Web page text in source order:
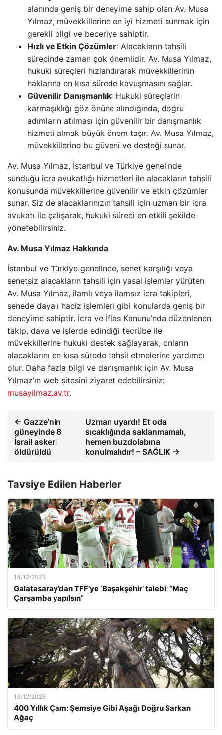
alanında geniş bir deneyime sahip olan Av. Musa
Yılmaz, müvekkillerine en iyi hizmeti sunmak için
gerekli bilgi ve beceriye sahiptir.
Hızlı ve Etkin Çözümler: Alacakların tahsili
sürecinde zaman çok önemlidir. Av. Musa Yılmaz,
hukuki süreçleri hızlandırarak müvekkillerinin
haklarına en kısa sürede kavuşmasını sağlar.
Güvenilir Danışmanlık: Hukuki süreçlerin
karmaşıklığı göz önüne alındığında, doğru
adımların atılması için güvenilir bir danışmanlık
hizmeti almak büyük önem taşır. Av. Musa Yılmaz,
müvekkillerine bu güveni ve desteği sunar.
Av. Musa Yılmaz, İstanbul ve Türkiye genelinde
sunduğu icra avukatlığı hizmetleri ile alacakların tahsili
konusunda müvekkillerine güvenilir ve etkin çözümler
sunar. Siz de alacaklarınızın tahsili için uzman bir icra
avukatı ile çalışarak, hukuki süreci en etkili şekilde
yönetebilirsiniz.
Av. Musa Yılmaz Hakkında
İstanbul ve Türkiye genelinde, senet karşılığı veya
senetsiz alacakların tahsili için yasal işlemler yürüten
Av. Musa Yılmaz, ilamlı veya ilamsız icra takipleri,
senede dayalı haciz işlemleri gibi konularda geniş bir
deneyime sahiptir. İcra ve İflas Kanunu’nda düzenlenen
takip, dava ve işlerde edindiği tecrübe ile
müvekkillerine hukuki destek sağlayarak, onların
alacaklarını en kısa sürede tahsil etmelerine yardımcı
olur. Daha fazla bilgi ve danışmanlık için Av. Musa
Yılmaz’ın web sitesini ziyaret edebilirsiniz:
musayilmaz.av.tr.
← Gazze'nin
güneyinde 8
İsrail askeri
öldürüldü
Uzman uyardı! Et oda
sıcaklığında saklanmamalı,
hemen buzdolabına
konulmalıdır! – SAĞLIK →
Tavsiye Edilen Haberler
14/12/2025
Galatasaray’dan TFF’ye ‘Başakşehir’ talebi: “Maç
Çarşamba yapılsın”
13/12/2025
400 Yıllık Çam: Şemsiye Gibi Aşağı Doğru Sarkan
Ağaç